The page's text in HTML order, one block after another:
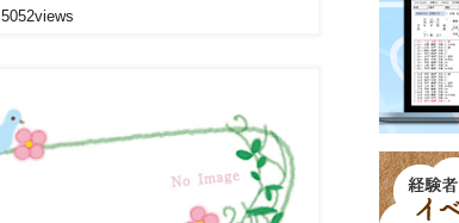
5052views